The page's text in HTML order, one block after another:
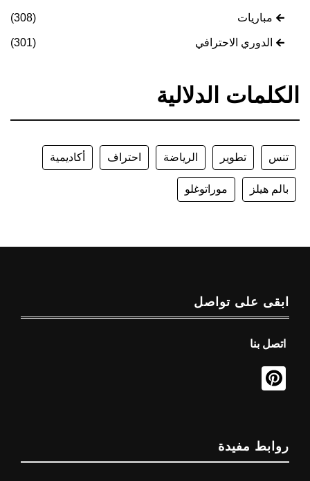
مباريات (308)
الدوري الاحترافي (301)
الكلمات الدلالية
تنس تطوير الرياضة احتراف أكاديمية
بالم هيلز موراتوغلو
ابقى على تواصل
اتصل بنا
روابط مفيدة